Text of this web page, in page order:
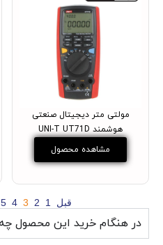
مولتی متر دیجیتال صنعتی
هوشمند UNI-T UT71D
مشاهده محصول
قبل 1
2
3
4
5
در هنگام خرید این محصول چه